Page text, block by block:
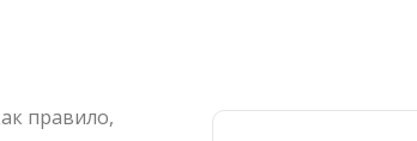
правило,